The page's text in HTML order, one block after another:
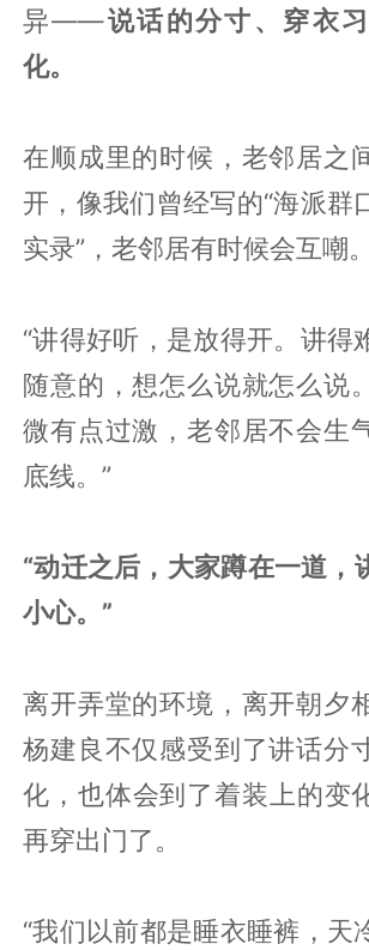
异——说话的分寸、穿衣
化。
在顺成里的时候，老邻居之
开，像我们曾经写的“海派群
实录”，老邻居有时候会互嘲。
“讲得好听，是放得开。讲得
随意的，想怎么说就怎么说
微有点过激，老邻居不会生
底线。”
“动迁之后，大家蹲在一道，
小心。”
离开弄堂的环境，离开朝夕
杨建良不仅感受到了讲话分
化，也体会到了着装上的
再穿出门了。
“我们以前都是睡衣睡裤，天